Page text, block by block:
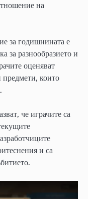
на
за годишнината е
за разнообразието и
оценяват
предмети, които
че играчите са
и са